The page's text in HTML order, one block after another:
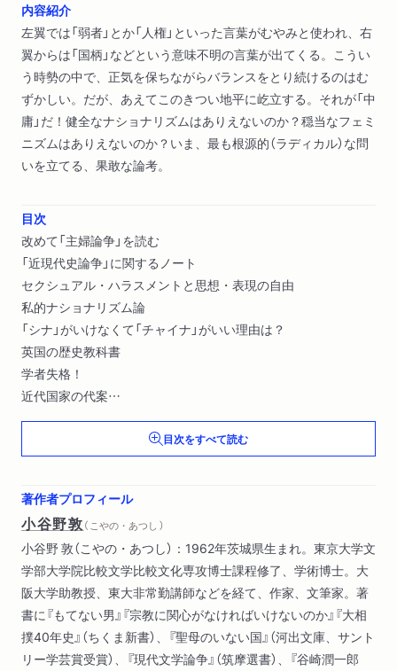
内容紹介
左翼では「弱者」とか「人権」といった言葉がむやみと使われ、右
翼からは「国柄」などという意味不明の言葉が出てくる。こうい
う時勢の中で、正気を保ちながらバランスをとり続けるのはむ
ずかしい。だが、あえてこのきつい地平に屹立する。それが「中
庸」だ！健全なナショナリズムはありえないのか？穏当なフェミ
ニズムはありえないのか？いま、最も根源的（ラディカル）な問
いを立てる、果敢な論考。
目次
改めて「主婦論争」を読む
「近現代史論争」に関するノート
セクシュアル・ハラスメントと思想・表現の自由
私的ナショナリズム論
「シナ」がいけなくて「チャイナ」がいい理由は？
英国の歴史教科書
学者失格！
近代国家の代案
遺伝を忘れようとする人たち
文庫版『靖国』を読む
「男の貞操論」はなぜ消えたのか
売買春論はフェミニズムと手を切れるか？：「江戸幻想批判」ふ
たたび
「密告」は常に悪か
目次をすべて読む
著作者プロフィール
小谷野敦（ こやの・あつし ）
小谷野 敦（こやの・あつし）：1962年茨城県生まれ。東京大学文
学部大学院比較文学比較文化専攻博士課程修了、学術博士。大
阪大学助教授、東大非常勤講師などを経て、作家、文筆家。著
書に『もてない男』『宗教に関心がなければいけないのか』『大相
撲40年史』（ちくま新書）、『聖母のいない国』（河出文庫、サント
リー学芸賞受賞）、『現代文学論争』（筑摩選書）、『谷崎潤一郎